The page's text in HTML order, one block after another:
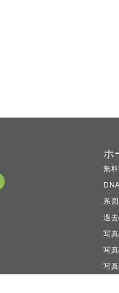
ホ
無
系図
過
写
写
写